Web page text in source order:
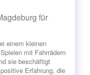
für
einem kleinen
mit Fahrrädern
sie beschäftigt
Erfahrung, die